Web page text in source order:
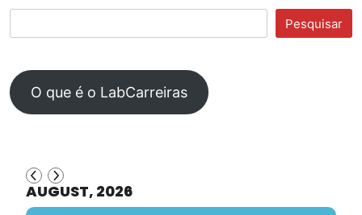
Pesquisar
O que é o LabCarreiras
AUGUST, 2026